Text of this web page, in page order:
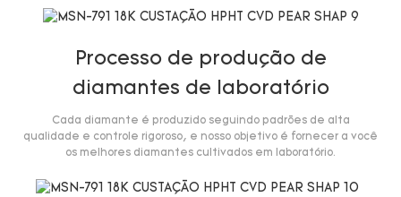
Processo de produção de
diamantes de laboratório
Cada diamante é produzido seguindo padrões de alta
qualidade e controle rigoroso, e nosso objetivo é fornecer a você
os melhores diamantes cultivados em laboratório.